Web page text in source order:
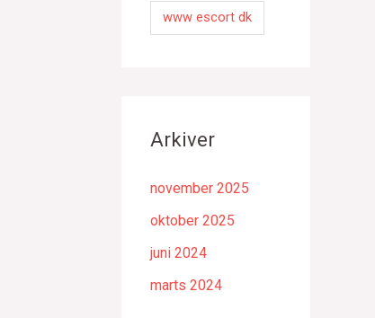
www escort dk
Arkiver
november 2025
oktober 2025
juni 2024
marts 2024